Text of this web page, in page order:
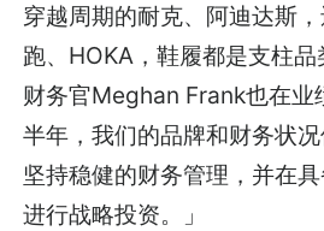
穿越周期的耐克、阿迪达斯
跑、HOKA，鞋履都是支柱
财务官Meghan Frank也在业
半年，我们的品牌和财务状
坚持稳健的财务管理，并在
进行战略投资。」